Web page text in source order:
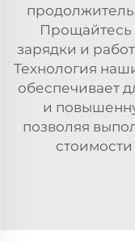
Прощайтесь
зарядки и
Технология
обеспечивает
и
позволяя